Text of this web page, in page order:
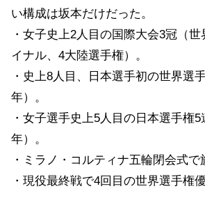
い構成は坂本だけだった。
・女子史上2人目の国際大会3冠（
イナル、4大陸選手権）。
・史上8人目、日本選手初の世界選
年）。
・女子選手史上5人目の日本選手権
年）。
・ミラノ・コルティナ五輪閉会式で
・現役最終戦で4回目の世界選手権